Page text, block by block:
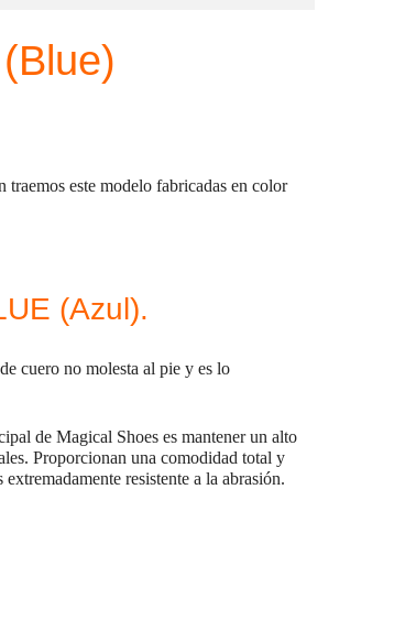
traemos este modelo fabricadas en color
(Azul).
cuero no molesta al pie y es lo
de Magical Shoes es mantener un alto
Proporcionan una comodidad total y
resistente a la abrasión.